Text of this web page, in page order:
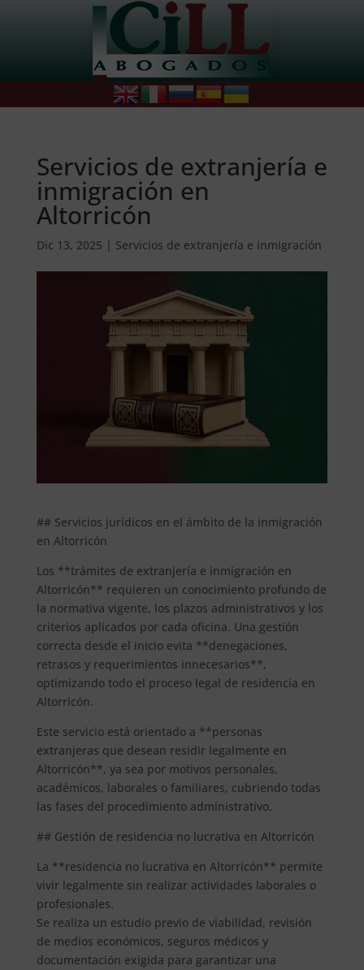
Servicios de extranjería e
inmigración en
Altorricón
Dic 13, 2025 | Servicios de extranjería e inmigración
## Servicios jurídicos en el ámbito de la inmigración
en Altorricón
Los **trámites de extranjería e inmigración en
Altorricón** requieren un conocimiento profundo de
la normativa vigente, los plazos administrativos y los
criterios aplicados por cada oficina. Una gestión
correcta desde el inicio evita **denegaciones,
retrasos y requerimientos innecesarios**,
optimizando todo el proceso legal de residencia en
Altorricón.
Este servicio está orientado a **personas
extranjeras que desean residir legalmente en
Altorricón**, ya sea por motivos personales,
académicos, laborales o familiares, cubriendo todas
las fases del procedimiento administrativo.
## Gestión de residencia no lucrativa en Altorricón
La **residencia no lucrativa en Altorricón** permite
vivir legalmente sin realizar actividades laborales o
profesionales.
Se realiza un estudio previo de viabilidad, revisión
de medios económicos, seguros médicos y
documentación exigida para garantizar una